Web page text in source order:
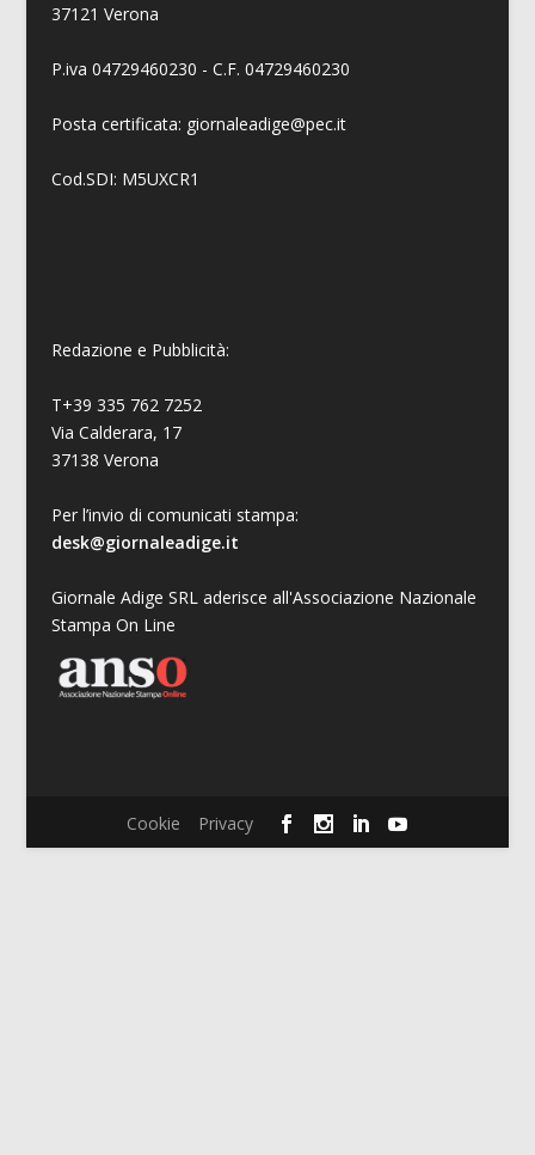
37121 Verona
P.iva 04729460230 - C.F. 04729460230
Posta certificata: giornaleadige@pec.it
Cod.SDI: M5UXCR1
Redazione e Pubblicità:
T+39 335 762 7252
Via Calderara, 17
37138 Verona
Per l’invio di comunicati stampa:
desk@giornaleadige.it
Giornale Adige SRL aderisce all'Associazione Nazionale
Stampa On Line
Cookie Privacy